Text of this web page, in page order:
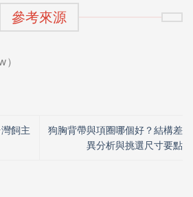
參考來源
飼主
狗胸背帶與項圈哪個好？結構差
異分析與挑選尺寸要點